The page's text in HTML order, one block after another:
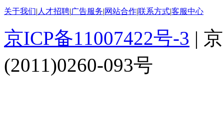
关于我们| 人才招聘|广告服务|网站合作|联系方式|客服中心
京ICP备11007422号-3 |
(2011)0260-093号